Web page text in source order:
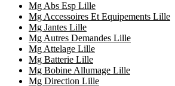
Mg Abs Esp Lille
Mg Accessoires Et Equipements Lille
Mg Jantes Lille
Mg Autres Demandes Lille
Mg Attelage Lille
Mg Batterie Lille
Mg Bobine Allumage Lille
Mg Direction Lille